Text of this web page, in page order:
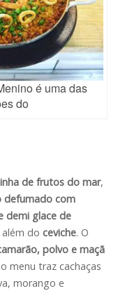
é uma das
do
de frutos do mar,
defumado com
demi glace de
do ceviche. O
polvo e maçã
menu traz cachaças
morango e